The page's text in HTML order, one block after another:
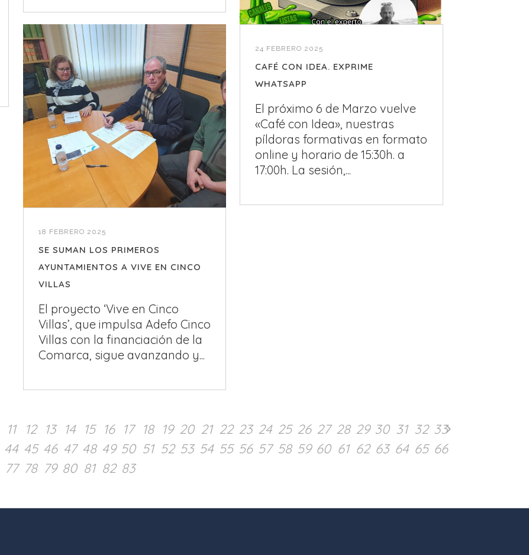
24 FEBRERO 2025
CAFÉ CON IDEA. EXPRIME
WHATSAPP
El próximo 6 de Marzo vuelve
«Café con Idea», nuestras
píldoras formativas en formato
online y horario de 15:30h. a
17:00h. La sesión,...
18 FEBRERO 2025
SE SUMAN LOS PRIMEROS
AYUNTAMIENTOS A VIVE EN CINCO
VILLAS
El proyecto ‘Vive en Cinco
Villas’, que impulsa Adefo Cinco
Villas con la financiación de la
Comarca, sigue avanzando y...
11 12 13 14 15 16 17 18 19 20 21 22 23 24 25 26 27 28 29 30 31 32 33
44 45 46 47 48 49 50 51 52 53 54 55 56 57 58 59 60 61 62 63 64 65 66
77 78 79 80 81 82 83